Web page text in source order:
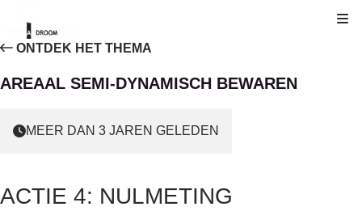
ONTDEK HET THEMA
AREAAL SEMI-DYNAMISCH BEWAREN
MEER DAN 3 JAREN GELEDEN
ACTIE 4: NULMETING